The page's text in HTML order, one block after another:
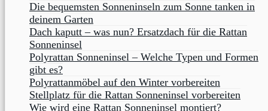
Die bequemsten Sonneninseln zum Sonne tanken in
deinem Garten
Dach kaputt – was nun? Ersatzdach für die Rattan
Sonneninsel
Polyrattan Sonneninsel – Welche Typen und Formen
gibt es?
Polyrattanmöbel auf den Winter vorbereiten
Stellplatz für die Rattan Sonneninsel vorbereiten
Wie wird eine Rattan Sonneninsel montiert?